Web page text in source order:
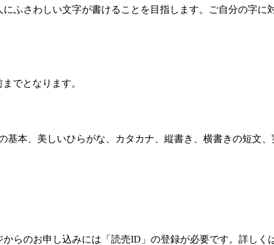
ふさわしい文字が書けることを目指します。ご自分の字に
でとなります。
本、美しいひらがな、カタカナ、縦書き、横書きの短文
らのお申し込みには「読売ID」の登録が必要です。詳しく